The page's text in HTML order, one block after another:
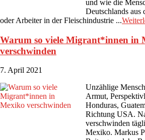
und wie die
Deutschlands aus
oder Arbeiter in der Fleischindustrie ...
Warum so viele Migrant*innen in
verschwinden
7. April 2021
Unzählige
Armut,
Honduras,
Richtung USA.
verschwinden
Mexiko. Markus